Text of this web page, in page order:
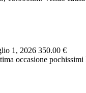
1, 2026 350.00 €
occasione pochissimi